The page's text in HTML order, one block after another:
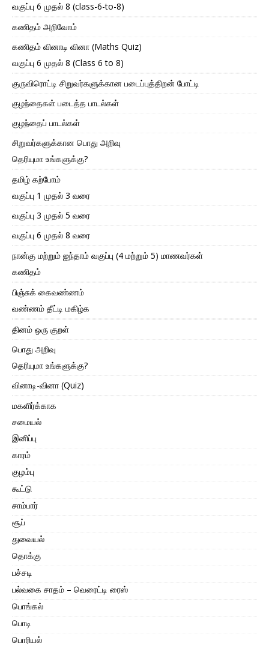
வகுப்பு 6 முதல் 8 (class-6-to-8)
கணிதம் அறிவோம்
கணிதம் வினாடி வினா (Maths Quiz)
வகுப்பு 6 முதல் 8 (Class 6 to 8)
குருவிரொட்டி சிறுவர்களுக்கான படைப்புத்திறன் போட்டி
குழந்தைகள் படைத்த பாடல்கள்
குழந்தைப் பாடல்கள்
சிறுவர்களுக்கான பொது அறிவு
தெரியுமா உங்களுக்கு?
தமிழ் கற்போம்
வகுப்பு 1 முதல் 3 வரை
வகுப்பு 3 முதல் 5 வரை
வகுப்பு 6 முதல் 8 வரை
நான்கு மற்றும் ஐந்தாம் வகுப்பு (4 மற்றும் 5) மாணவர்கள்
கணிதம்
பிஞ்சுக் கைவண்ணம்
வண்ணம் தீட்டி மகிழ்க
தினம் ஒரு குறள்
பொது அறிவு
தெரியுமா உங்களுக்கு?
வினாடி-வினா (Quiz)
மகளிர்க்காக
சமையல்
இனிப்பு
காரம்
குழம்பு
கூட்டு
சாம்பார்
சூப்
துவையல்
தொக்கு
பச்சடி
பல்வகை சாதம் – வெரைட்டி ரைஸ்
பொங்கல்
பொடி
பொரியல்